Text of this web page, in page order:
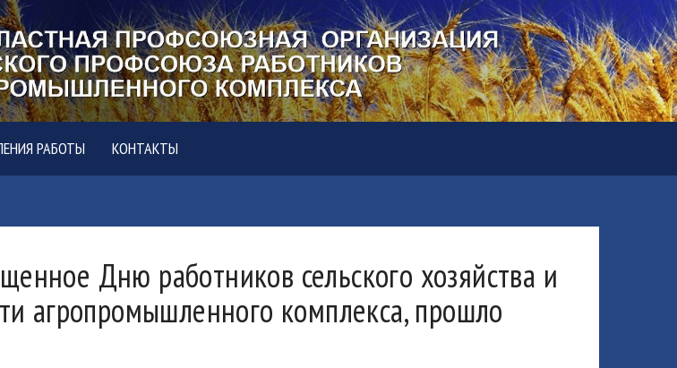
РАБОТЫ КОНТАКТЫ
Дню работников сельского хозяйства и
агропромышленного комплекса, прошло